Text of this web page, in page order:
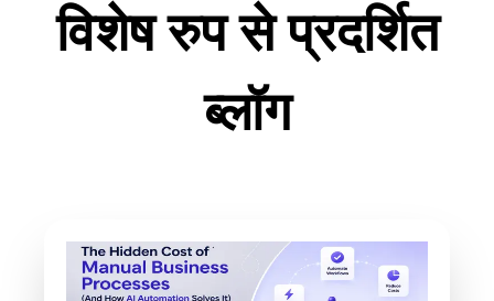
विशेष रुप से प्रदर्शित
ब्लॉग